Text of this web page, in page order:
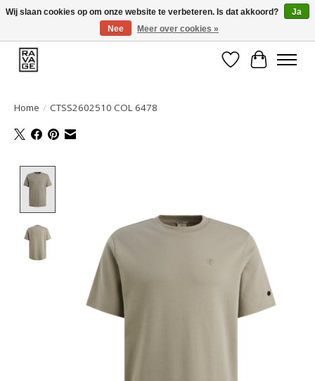
EEN GROOT ASSORTIMENT VAN TOP MERKEN!
Verlanglijst
Home / CTSS2602510 COL 6478
Wij slaan cookies op om onze website te verbeteren. Is dat akkoord?
Ja
Nee
Meer over cookies »